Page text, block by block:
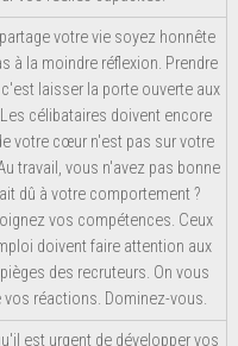
votre vie soyez honnête
à la moindre réflexion. Prendre
laisser la porte ouverte aux
célibataires doivent encore
votre cœur n'est pas sur votre
travail, vous n'avez pas bonne
dû à votre comportement ?
vos compétences. Ceux
doivent faire attention aux
des recruteurs. On vous
réactions. Dominez-vous.
est urgent de développer vos